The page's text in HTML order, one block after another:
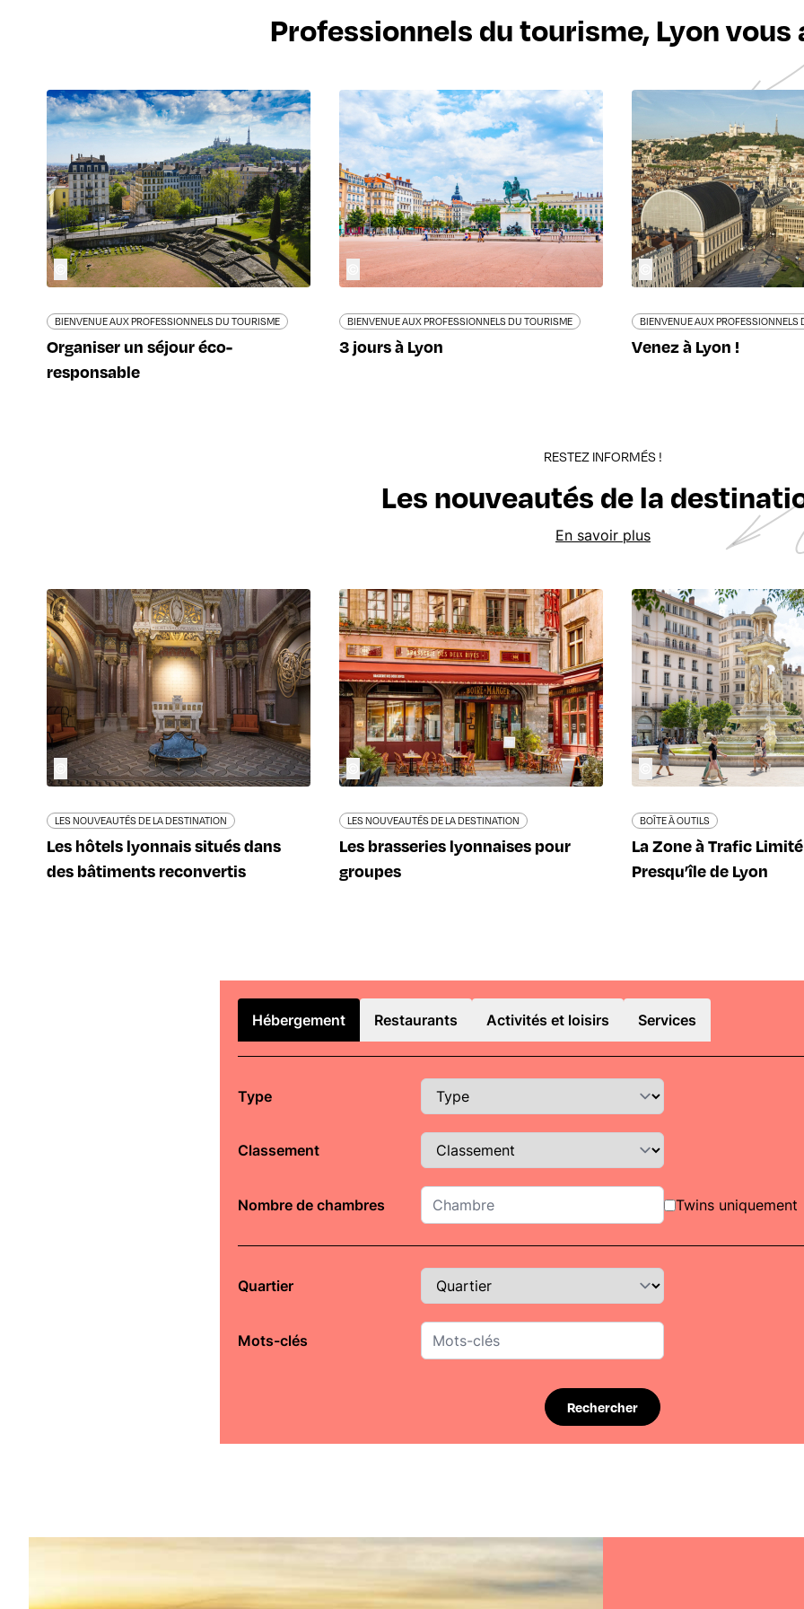
Professionnels du tourisme, Lyon vous
BIENVENUE AUX PROFESSIONNELS DU TOURISME
Organiser un séjour éco-
responsable
BIENVENUE AUX PROFESSIONNELS DU TOURISME
3 jours à Lyon
BIENVENUE AUX PROFESSIONNELS
Venez à Lyon !
RESTEZ INFORMÉS !
Les nouveautés de la
En savoir plus
LES NOUVEAUTÉS DE LA DESTINATION
Les hôtels lyonnais situés dans
des bâtiments reconvertis
LES NOUVEAUTÉS DE LA DESTINATION
Les brasseries lyonnaises pour
groupes
BOÎTE À OUTILS
La Zone à Trafic
Presqu’île de Lyon
Hébergement Restaurants Activités et loisirs Services
Type
Classement
Nombre de chambres Twins uniquement
Quartier
Mots-clés
Rechercher